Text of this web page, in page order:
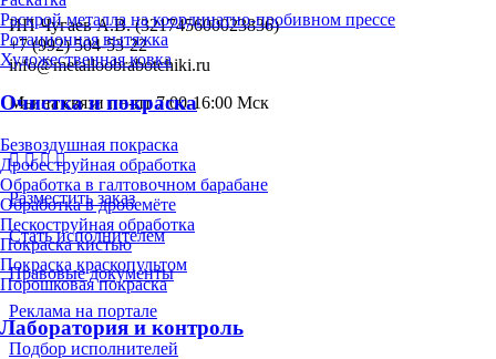
Раскрой металла на координатно-пробивном прессе
Ротационная вытяжка
Художественная ковка
Очистка и покраска
Безвоздушная покраска
Дробеструйная обработка
Обработка в галтовочном барабане
Обработка в дробемёте
Пескоструйная обработка
Покраска кистью
Покраска краскопультом
Порошковая покраска
Лаборатория и контроль
ИП Чугаев А.В. (321745600023836)
+7 (992) 504-53-22
info@metalloobrabotchiki.ru
Мы на связи пн-пт 7:00-16:00 Мск
Разместить заказ
Стать исполнителем
Правовые документы
Реклама на портале
Подбор исполнителей